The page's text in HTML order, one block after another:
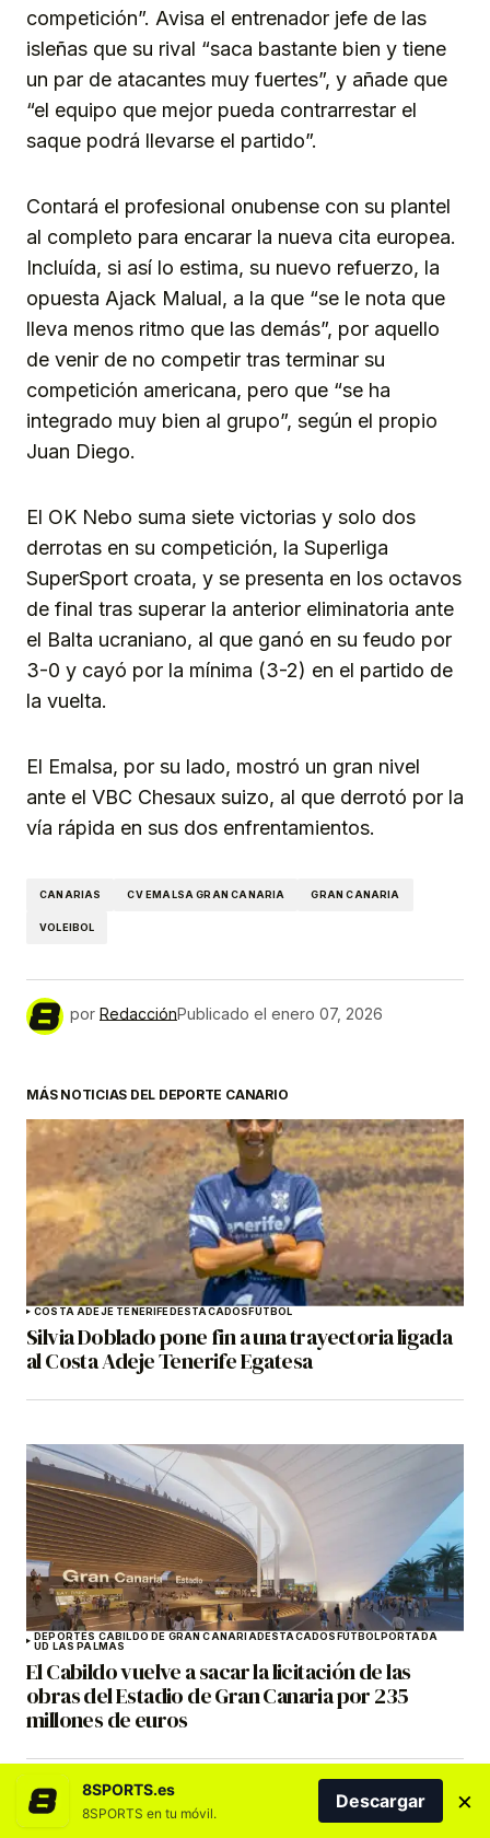
competición”. Avisa el entrenador jefe de las
isleñas que su rival “saca bastante bien y tiene
un par de atacantes muy fuertes”, y añade que
“el equipo que mejor pueda contrarrestar el
saque podrá llevarse el partido”.
Contará el profesional onubense con su plantel
al completo para encarar la nueva cita europea.
Incluída, si así lo estima, su nuevo refuerzo, la
opuesta Ajack Malual, a la que “se le nota que
lleva menos ritmo que las demás”, por aquello
de venir de no competir tras terminar su
competición americana, pero que “se ha
integrado muy bien al grupo”, según el propio
Juan Diego.
El OK Nebo suma siete victorias y solo dos
derrotas en su competición, la Superliga
SuperSport croata, y se presenta en los octavos
de final tras superar la anterior eliminatoria ante
el Balta ucraniano, al que ganó en su feudo por
3-0 y cayó por la mínima (3-2) en el partido de
la vuelta.
El Emalsa, por su lado, mostró un gran nivel
ante el VBC Chesaux suizo, al que derrotó por la
vía rápida en sus dos enfrentamientos.
CANARIAS CV EMALSA GRAN CANARIA GRAN CANARIA
VOLEIBOL
por RedacciónPublicado el enero 07, 2026
MÁS NOTICIAS DEL DEPORTE CANARIO
COSTA ADEJE TENERIFEDESTACADOSFÚTBOL
Silvia Doblado pone fin a una trayectoria ligada
al Costa Adeje Tenerife Egatesa
DEPORTES CABILDO DE GRAN CANARIADESTACADOSFÚTBOLPORTADA
UD LAS PALMAS
El Cabildo vuelve a sacar la licitación de las
obras del Estadio de Gran Canaria por 235
millones de euros
8SPORTS.es
8SPORTS en tu móvil.
Descargar ×